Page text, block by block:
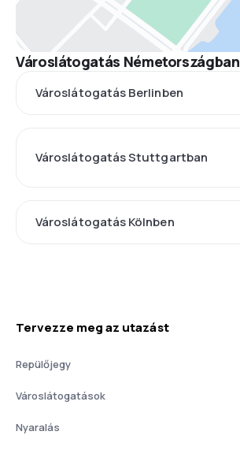
Városlátogatás Németországban
Városlátogatás Berlinben
Városlátogatás Stuttgartban
Városlátogatás Kölnben
Tervezze meg az utazást
Repülőjegy
Városlátogatások
Nyaralás